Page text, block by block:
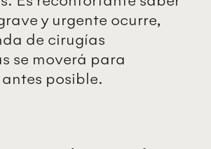
y urgente ocurre,
de cirugías
se moverá para
posible.